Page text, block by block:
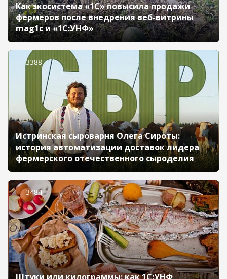
Как экосистема «1С» повысила продажи
фермеров после внедрения веб-витрины
mag1c и «1C:УНФ»
3388
Истринская сыроварня Олега Сироты:
история автоматизации доставок лидера
фермерского отечественного сыроделия
3484